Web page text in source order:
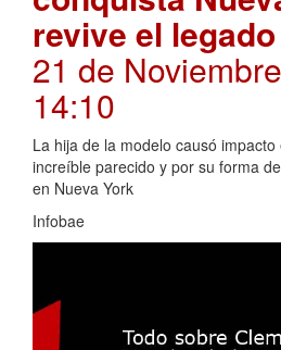
revive el
21 de
14:10
La hija de la modelo causó
increíble parecido y por su forma
en Nueva York
Infobae